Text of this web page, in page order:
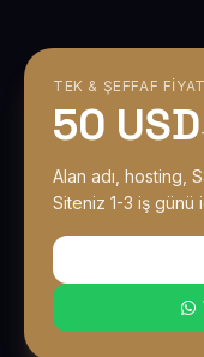
TEK & ŞEFFAF FIYAT
50 USD
Alan adı, hosting,
Siteniz 1-3 iş günü